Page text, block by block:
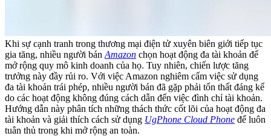
Khi sự cạnh tranh trong thương mại điện tử xuyên biên giới tiếp tục
gia tăng, nhiều người bán Amazon chọn hoạt động đa tài khoản để
mở rộng quy mô kinh doanh của họ. Tuy nhiên, chiến lược tăng
trưởng này đầy rủi ro. Với việc Amazon nghiêm cấm việc sử dụng
đa tài khoản trái phép, nhiều người bán đã gặp phải tổn thất đáng kể
do các hoạt động không đúng cách dẫn đến việc đình chỉ tài khoản.
Hướng dẫn này phân tích những thách thức cốt lõi của hoạt động đa
tài khoản và giải thích cách sử dụng UgPhone Cloud Phone để luôn
tuân thủ trong khi mở rộng an toàn.